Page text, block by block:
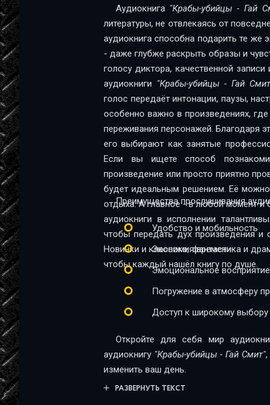
12-13
14-15
15-16
16-17
17-18
19-20
21-22
22-23
24-25
26-27
Аудиокнига "Крабы-убийцы - Гай
литературы, не отвлекаясь от
аудиокнига способна подарить те же
- даже глубже раскрыть образы и
голосу диктора, качественной
аудиокниги "Крабы-убийцы - Гай
голос передаёт интонации, паузы,
особенно важно в произведениях,
переживания персонажей. Благодаря
его выбирают как занятые
Если вы ищете способ
произведение или просто приятно
будет идеальным решением. Её
отдыха. А главное - в любой момент и
аудиокниги в исполнении
чтобы передать дух произведения и
Новинки и классика, фантастика и
чтобы каждый нашёл книгу по душе.
Преимущества прослушивания
Удобство и мобильность
Экономия времени
Эмоциональное восприятие
Погружение в атмосферу
Доступ к широкому выбору
Откройте для себя мир
аудиокнигу "Крабы-убийцы - Гай Смит",
изменить ваш день.
РАЗВЕРНУТЬ ТЕКСТ